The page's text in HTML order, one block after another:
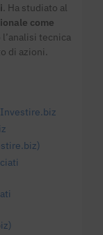
. Ha studiato al
come
l’analisi tecnica
di azioni.
Investire.biz